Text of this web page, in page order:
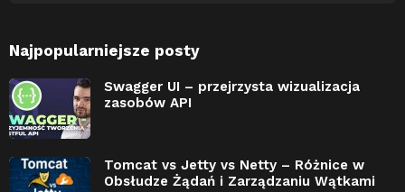
Najpopularniejsze posty
Swagger UI – przejrzysta wizualizacja
zasobów API
Tomcat vs Jetty vs Netty – Różnice w
Obsłudze Żądań i Zarządzaniu Wątkami